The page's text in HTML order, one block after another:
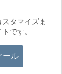
タマイズま
です。
ール